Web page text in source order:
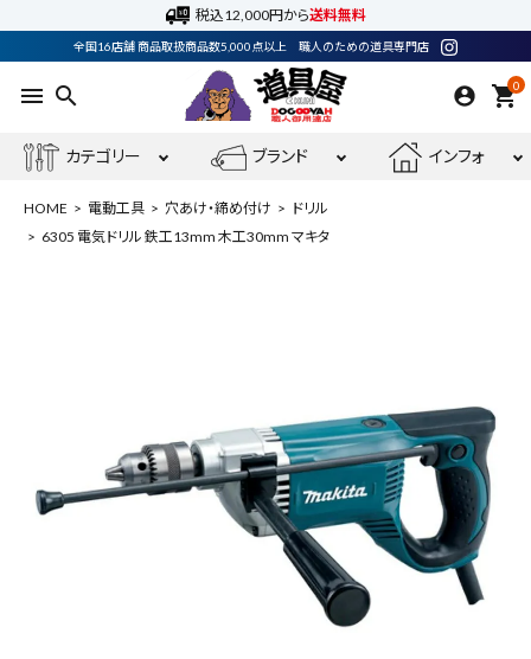
税込12,000円から送料無料
全国16店舗 商品取扱商品数5,000点以上 職人のための道具専門店
menu search 0
shopping_cart
カテゴリー ブランド インフォ
最近閲覧した商品
HOME 電動工具 穴あけ・締め付け
ドリル
6305 電気ドリル 鉄工13mm 木工30mm マキタ